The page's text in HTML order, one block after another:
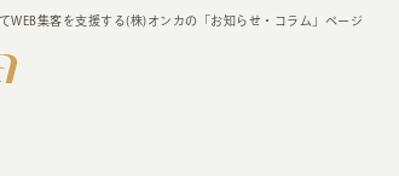
WEB集客を支援する(株)オンカの「お知らせ・コラム」ページ